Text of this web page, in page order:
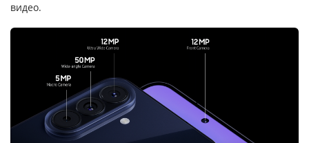
видео.